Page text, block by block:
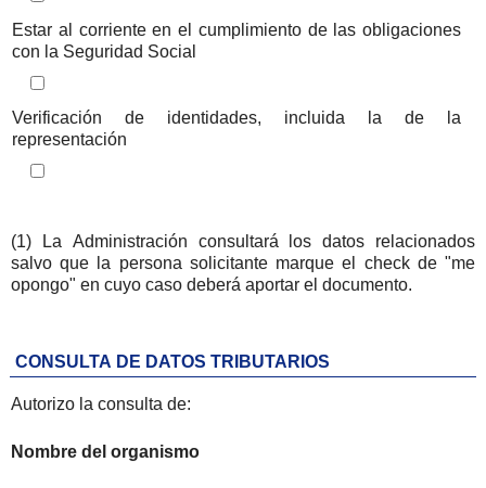
Iteración de iterador: Listado de documentos consultables
Estar al corriente en el cumplimiento de las obligaciones
con la Seguridad Social
Iteración de iterador: Listado de documentos consultables
Verificación de identidades, incluida la de la
representación
(1) La Administración consultará los datos relacionados
salvo que la persona solicitante marque el check de "me
opongo" en cuyo caso deberá aportar el documento.
CONSULTA DE DATOS TRIBUTARIOS
Autorizo la consulta de:
Nombre del organismo